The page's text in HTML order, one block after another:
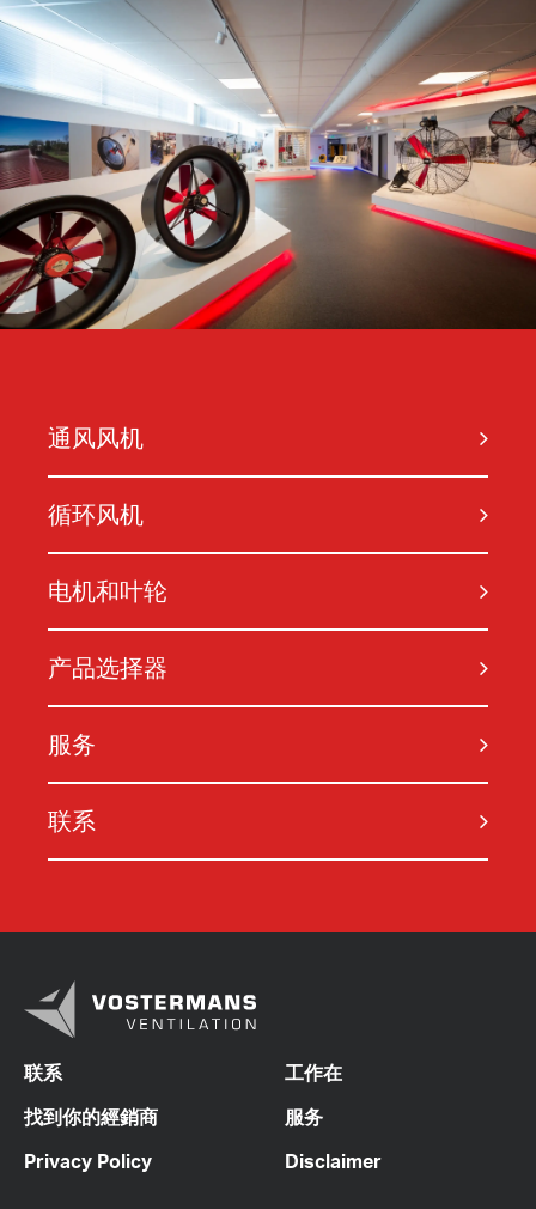
通风风机
循环风机
电机和叶轮
产品选择器
服务
联系
联系
工作在
找到你的經銷商
服务
Privacy Policy
Disclaimer